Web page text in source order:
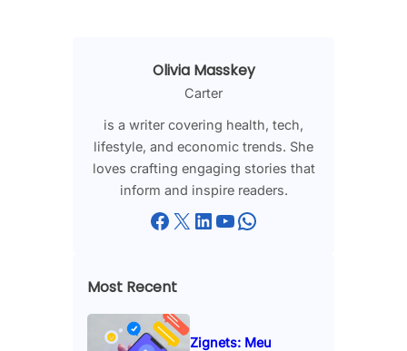
Olivia Masskey
Carter
is a writer covering health, tech,
lifestyle, and economic trends. She
loves crafting engaging stories that
inform and inspire readers.
Facebook X LinkedIn YouTube WhatsApp
Most Recent
Zignets: Meu